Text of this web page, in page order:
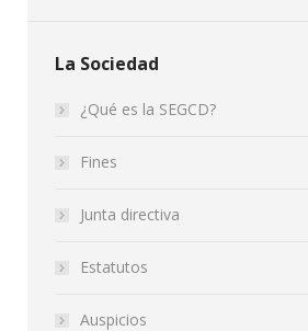
La Sociedad
¿Qué es la SEGCD?
Fines
Junta directiva
Estatutos
Auspicios